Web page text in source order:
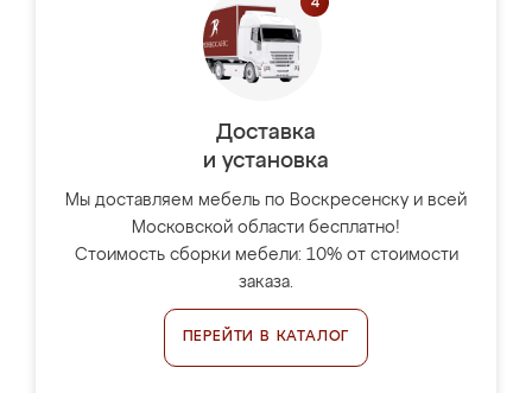
Доставка
и установка
Мы доставляем мебель по Воскресенску и всей
Московской области бесплатно!
Стоимость сборки мебели: 10% от стоимости
заказа.
ПЕРЕЙТИ В КАТАЛОГ